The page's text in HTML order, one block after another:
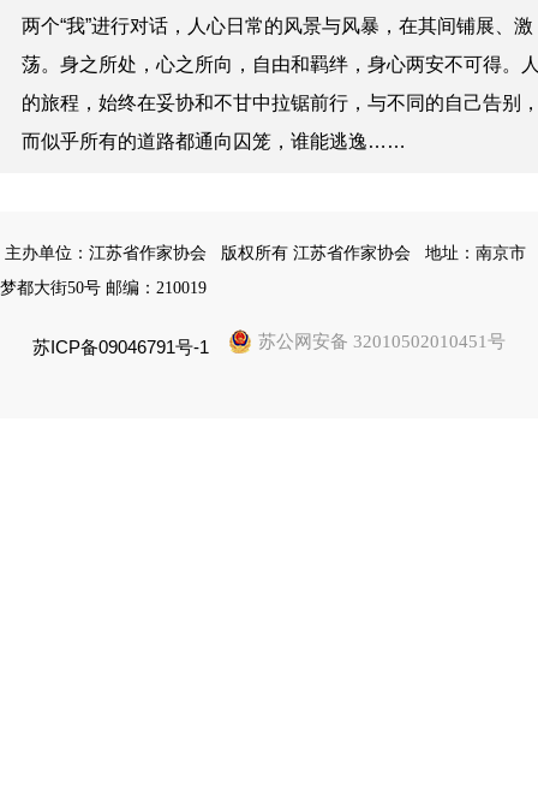
两个“我”进行对话，人心日常的风景与风暴，在其间铺展、激
荡。身之所处，心之所向，自由和羁绊，身心两安不可得。
的旅程，始终在妥协和不甘中拉锯前行，与不同的自己告别
而似乎所有的道路都通向囚笼，谁能逃逸……
主办单位：江苏省作家协会 版权所有 江苏省作家协会
地址：南京市
梦都大街50号 邮编：210019
苏ICP备09046791号-1 苏公网安备 32010502010451号